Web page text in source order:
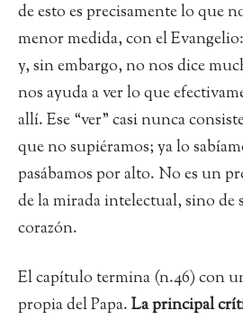
de esto es precisamente lo que
menor medida, con el
y, sin embargo, no nos dice
nos ayuda a ver lo que
allí. Ese “ver” casi nunca
que no supiéramos; ya lo
pasábamos por alto. No es un
de la mirada intelectual, sino de
corazón.
El capítulo termina (n.46) con
propia del Papa.La principal